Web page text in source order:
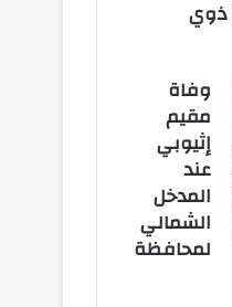
ذوي
وفاة
مقيم
إثيوبي
عند
المدخل
الشمالي
لمحافظة